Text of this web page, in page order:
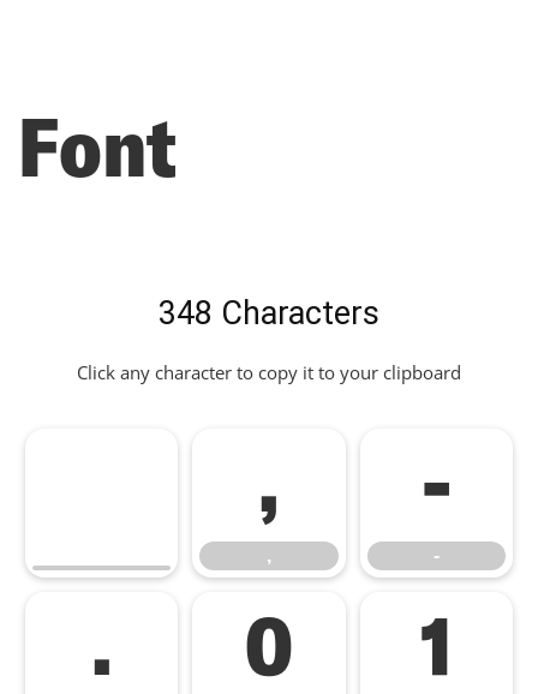
Font
348 Characters
Click any character to copy it to your clipboard
,
,
-
-
. 0 1